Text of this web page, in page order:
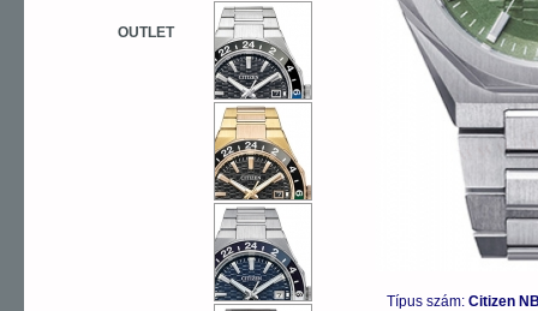
OUTLET
Típus szám: Citizen